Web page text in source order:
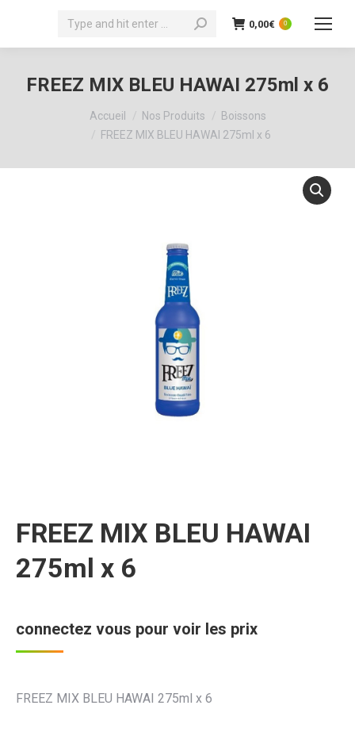
Recherche
0,00€ 0
FREEZ MIX BLEU HAWAI 275ml x 6
Vous êtes ici :Accueil Nos Produits
Boissons
FREEZ MIX BLEU HAWAI 275ml x 6
FREEZ MIX BLEU HAWAI
275ml x 6
connectez vous pour voir les prix
FREEZ MIX BLEU HAWAI 275ml x 6